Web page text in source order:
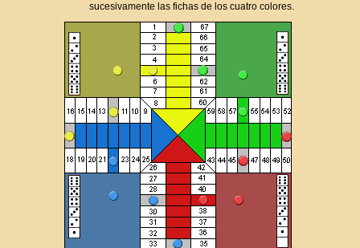
sucesivamente las fichas de los cuatro colores.